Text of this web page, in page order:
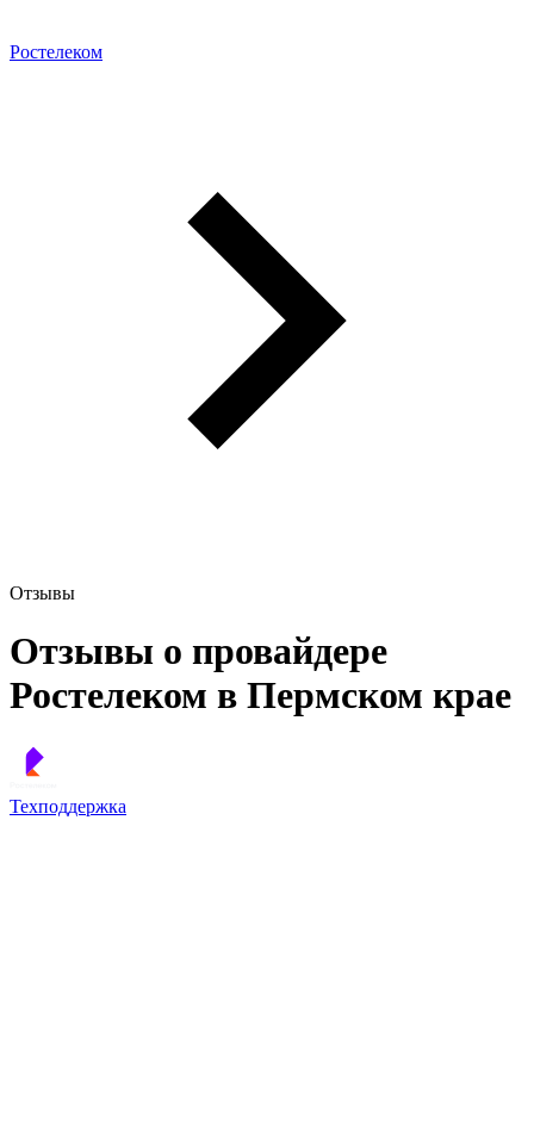
Ростелеком
Отзывы
Отзывы о провайдере
Ростелеком в Пермском крае
Техподдержка